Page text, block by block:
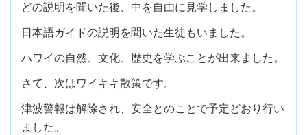
どの説明を聞いた後、中を自由に見学しました。
日本語ガイドの説明を聞いた生徒もいました。
ハワイの自然、文化、歴史を学ぶことが出来ました。
さて、次はワイキキ散策です。
津波警報は解除され、安全とのことで予定どおり行い
ました。